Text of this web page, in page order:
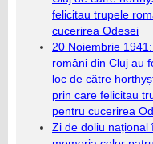
felicitau trupele
cucerirea Odesei
20 Noiembrie
români din Cluj au
loc de către
prin care felicitau
pentru cucerirea
Zi de doliu național